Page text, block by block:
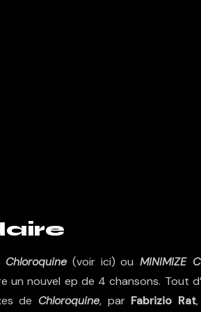
Chloroquine (voir ici) ou MINIMIZE
un nouvel ep de 4 chansons. Tout
de Chloroquine, par Fabrizio Rat